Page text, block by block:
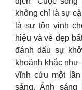
không chỉ là sự
là sự tôn vinh
hiệu và vẻ đẹp
đánh dấu sự
khoảnh khắc như
vĩnh cửu một
sáng. Ánh